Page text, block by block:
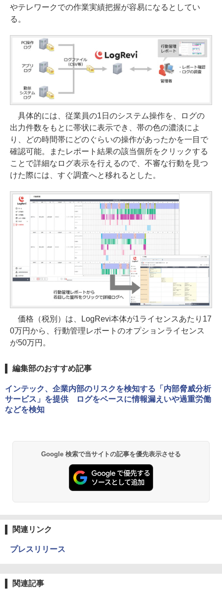
やテレワークでの作業実績把握が容易になるとしてい
る。
具体的には、従業員の1日のシステム操作を、ログの
出力件数をもとに帯状に表示でき、帯の色の濃淡によ
り、どの時間帯にどのぐらいの操作があったかを一目で
確認可能。またレポート結果の該当個所をクリックする
ことで詳細なログ表示を行えるので、不審な行動を見つ
けた際には、すぐ調査へと移れるとした。
価格（税別）は、LogRevi本体が1ライセンスあたり17
0万円から、行動管理レポートのオプションライセンス
が50万円。
編集部のおすすめ記事
インテック、企業内部のリスクを検知する「内部脅威分析
サービス」を提供 ログをベースに情報漏えいや過重労働
などを検知
Google 検索で当サイトの記事を優先表示させる
関連リンク
プレスリリース
関連記事